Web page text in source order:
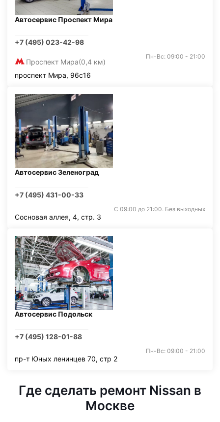
Автосервис Проспект Мира
+7 (495) 023-42-98
Проспект Мира(0,4 км)
Пн-Вс: 09:00 - 21:00
проспект Мира, 96с16
Автосервис Зеленоград
+7 (495) 431-00-33
С 09:00 до 21:00. Без выходных
Сосновая аллея, 4, стр. 3
Автосервис Подольск
+7 (495) 128-01-88
Пн-Вс: 09:00 - 21:00
пр-т Юных ленинцев 70, стр 2
Где сделать ремонт Nissan в
Москве